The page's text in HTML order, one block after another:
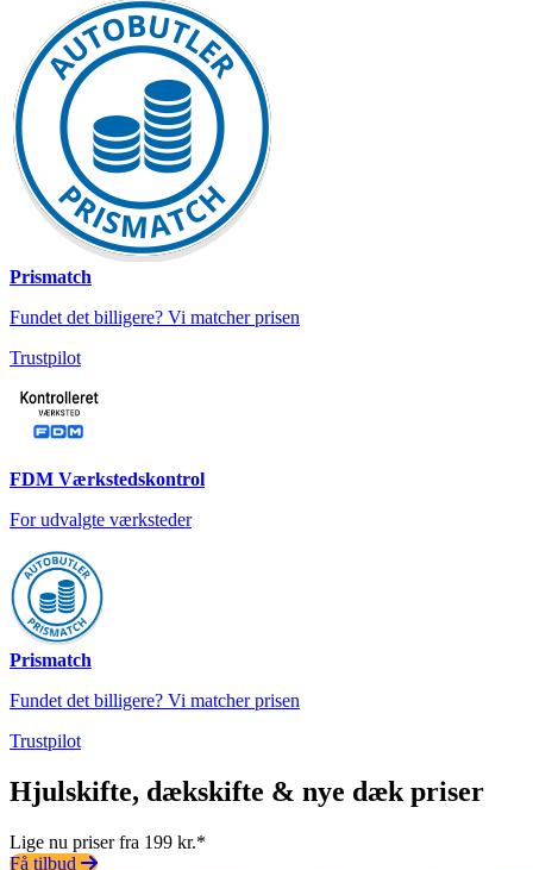
Prismatch
Fundet det billigere? Vi matcher prisen
Trustpilot
FDM Værkstedskontrol
For udvalgte værksteder
Prismatch
Fundet det billigere? Vi matcher prisen
Trustpilot
Hjulskifte, dækskifte & nye dæk priser
Lige nu priser fra 199 kr.*
Få tilbud